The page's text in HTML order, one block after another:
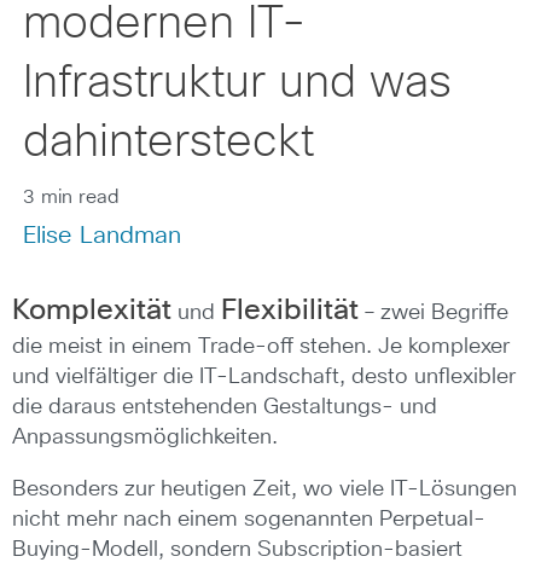
modernen IT-
Infrastruktur und was
dahintersteckt
3 min read
Elise Landman
Komplexität und Flexibilität – zwei Begriffe
die meist in einem Trade-off stehen. Je komplexer
und vielfältiger die IT-Landschaft, desto unflexibler
die daraus entstehenden Gestaltungs- und
Anpassungsmöglichkeiten.
Besonders zur heutigen Zeit, wo viele IT-Lösungen
nicht mehr nach einem sogenannten Perpetual-
Buying-Modell, sondern Subscription-basiert